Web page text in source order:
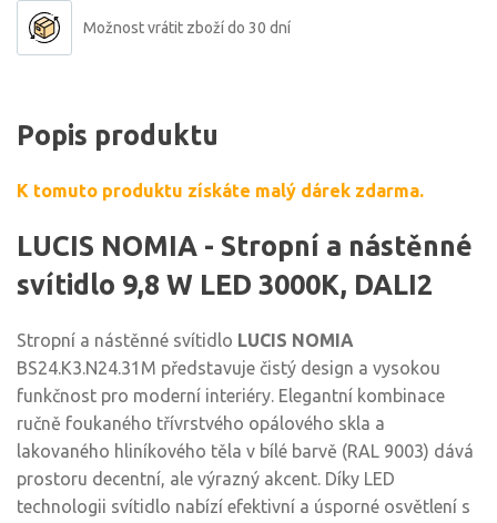
Možnost vrátit zboží do 30 dní
Popis produktu
K tomuto produktu získáte malý dárek zdarma.
LUCIS NOMIA - Stropní a nástěnné
svítidlo 9,8 W LED 3000K, DALI2
Stropní a nástěnné svítidlo LUCIS NOMIA
BS24.K3.N24.31M představuje čistý design a vysokou
funkčnost pro moderní interiéry. Elegantní kombinace
ručně foukaného třívrstvého opálového skla a
lakovaného hliníkového těla v bílé barvě (RAL 9003) dává
prostoru decentní, ale výrazný akcent. Díky LED
technologii svítidlo nabízí efektivní a úsporné osvětlení s